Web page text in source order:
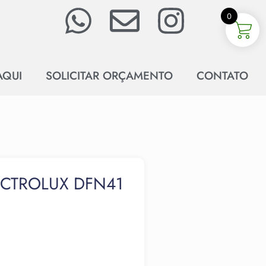
SOLICITAR ORÇAMENTO CONTATO
DFN41
0